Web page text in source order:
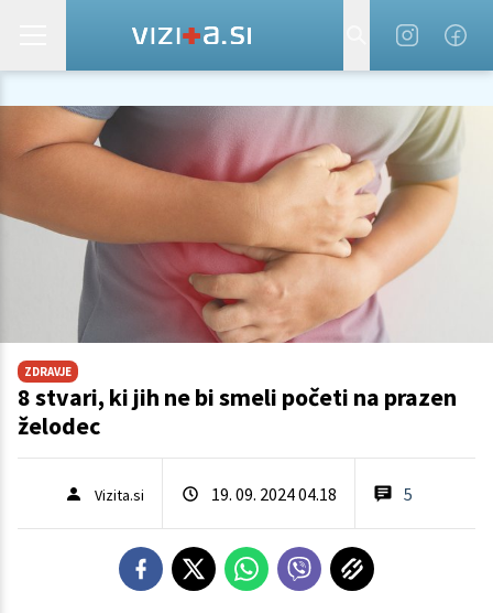
ZDRAVJE
8 stvari, ki jih ne bi smeli početi na prazen
želodec
Vizita.si 19. 09. 2024 04.18 5